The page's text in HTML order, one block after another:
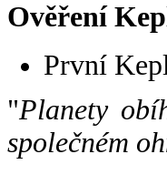
Ověření
První
"Planety
společném